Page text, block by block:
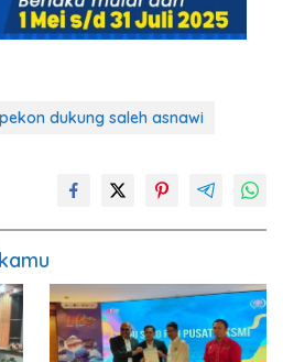
dukung saleh asnawi